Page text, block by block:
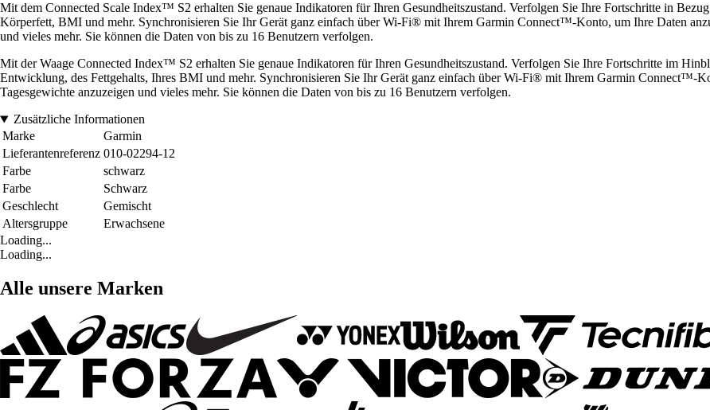
Mit dem Connected Scale Index™ S2 erhalten Sie genaue Indikatoren für Ihren Gesundheitszustand. Verfolgen Sie Ihre Fortschritte in
Körperfett, BMI und mehr. Synchronisieren Sie Ihr Gerät ganz einfach über Wi-Fi® mit Ihrem Garmin Connect™-Konto, um Ihre Daten
und vieles mehr. Sie können die Daten von bis zu 16 Benutzern verfolgen.
Mit der Waage Connected Index™ S2 erhalten Sie genaue Indikatoren für Ihren Gesundheitszustand. Verfolgen Sie Ihre Fortschritte im
Entwicklung, des Fettgehalts, Ihres BMI und mehr. Synchronisieren Sie Ihr Gerät ganz einfach über Wi-Fi® mit Ihrem Garmin Connect™-
Tagesgewichte anzuzeigen und vieles mehr. Sie können die Daten von bis zu 16 Benutzern verfolgen.
Zusätzliche Informationen
Marke
Garmin
Lieferantenreferenz 010-02294-12
Farbe
schwarz
Farbe
Schwarz
Geschlecht
Gemischt
Altersgruppe
Erwachsene
Loading...
Loading...
Alle unsere Marken